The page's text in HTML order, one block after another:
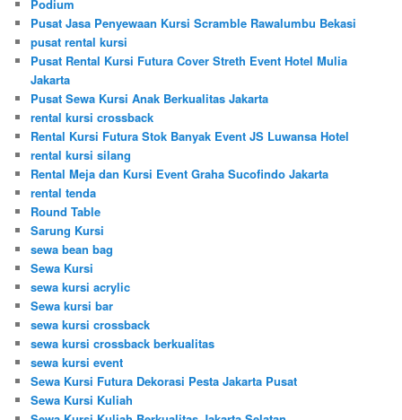
Podium
Pusat Jasa Penyewaan Kursi Scramble Rawalumbu Bekasi
pusat rental kursi
Pusat Rental Kursi Futura Cover Streth Event Hotel Mulia
Jakarta
Pusat Sewa Kursi Anak Berkualitas Jakarta
rental kursi crossback
Rental Kursi Futura Stok Banyak Event JS Luwansa Hotel
rental kursi silang
Rental Meja dan Kursi Event Graha Sucofindo Jakarta
rental tenda
Round Table
Sarung Kursi
sewa bean bag
Sewa Kursi
sewa kursi acrylic
Sewa kursi bar
sewa kursi crossback
sewa kursi crossback berkualitas
sewa kursi event
Sewa Kursi Futura Dekorasi Pesta Jakarta Pusat
Sewa Kursi Kuliah